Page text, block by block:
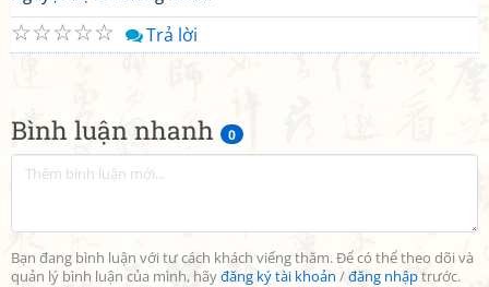
Bình luận nhanh 0
Bạn đang bình luận với tư cách khách viếng thăm. Để có thể theo dõi và
quản lý bình luận của mình, hãyđăng ký tài khoản /đăng nhậptrước.
☆
☆
☆
☆
☆ Trả lời